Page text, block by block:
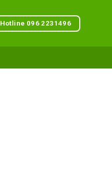
Hotline 096 2231496